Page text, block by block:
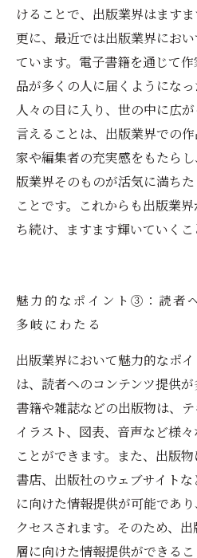
けることで、出版業界はますま
更に、最近では出版業界にお
ています。電子書籍を通じて
品が多くの人に届くようにな
人々の目に入り、世の中に広
言えることは、出版業界での
家や編集者の充実感をもたら
版業界そのものが活気に満ち
ことです。これからも出版業
ち続け、ますます輝いていくこ
魅力的なポイント③：読者
多岐にわたる
出版業界において魅力的なポ
は、読者へのコンテンツ提供が
書籍や雑誌などの出版物は、
イラスト、図表、音声など様
ことができます。また、出版
書店、出版社のウェブサイト
に向けた情報提供が可能であ
クセスされます。そのため、
層に向けた情報提供ができる